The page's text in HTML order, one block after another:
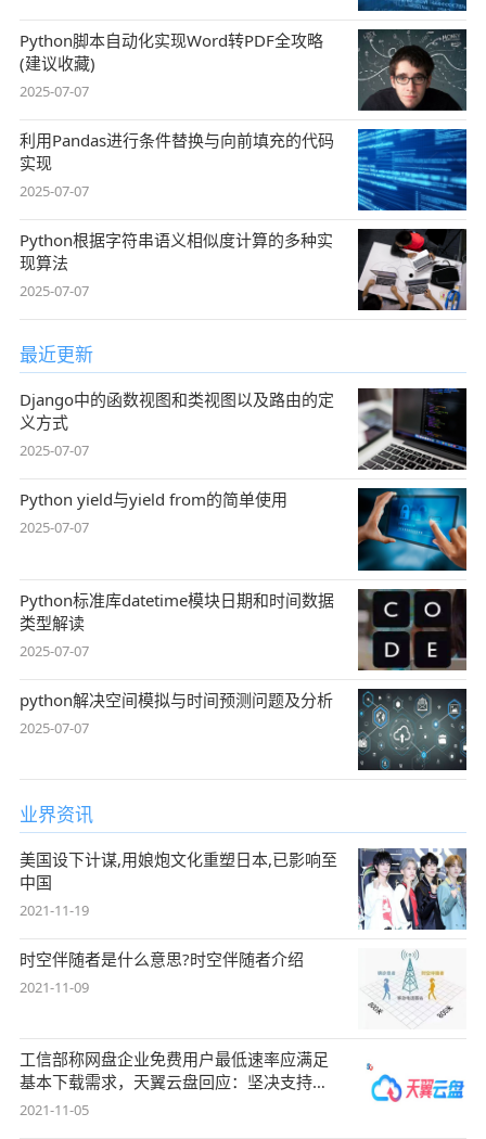
Python脚本自动化实现Word转PDF全攻略
(建议收藏)
2025-07-07
利用Pandas进行条件替换与向前填充的代码
实现
2025-07-07
Python根据字符串语义相似度计算的多种实
现算法
2025-07-07
最近更新
Django中的函数视图和类视图以及路由的定
义方式
2025-07-07
Python yield与yield from的简单使用
2025-07-07
Python标准库datetime模块日期和时间数据
类型解读
2025-07-07
python解决空间模拟与时间预测问题及分析
2025-07-07
业界资讯
美国设下计谋,用娘炮文化重塑日本,已影响至
中国
2021-11-19
时空伴随者是什么意思?时空伴随者介绍
2021-11-09
工信部称网盘企业免费用户最低速率应满足
基本下载需求，天翼云盘回应：坚决支持，
始终
2021-11-05